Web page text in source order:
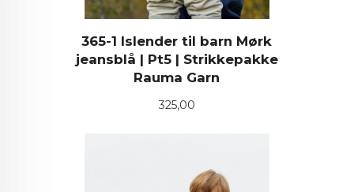
365-1 Islender til barn Mørk
jeansblå | Pt5 | Strikkepakke
Rauma Garn
Pris
325,00